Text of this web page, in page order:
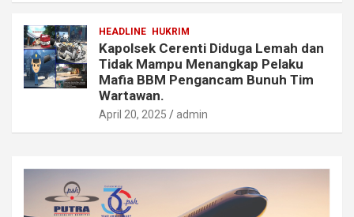
HEADLINE HUKRIM
Kapolsek Cerenti Diduga Lemah dan
Tidak Mampu Menangkap Pelaku
Mafia BBM Pengancam Bunuh Tim
Wartawan.
April 20, 2025 admin